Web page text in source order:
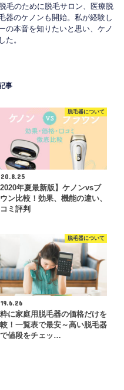
毛のために脱毛サロン、医療脱
器のケノンも開始。私が経験し
の本音を知りたいと思い、ケノ
た。
事
脱毛器について
2020年夏最新版】ケノンvsブ
ン比較！効果、機能の違い、
ミ評判
脱毛器について
に家庭用脱毛器の価格だけを
！一覧表で最安～高い脱毛器
で値段をチェッ…